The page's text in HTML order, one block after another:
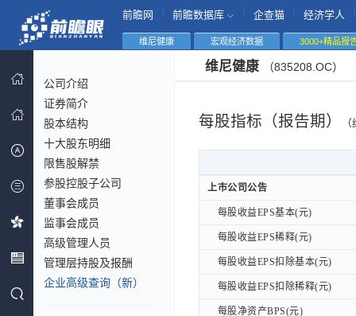
前瞻网 前瞻数据库 企查猫 经济学人
维尼健康 宏观经济数据 3000+精品报
公司介绍
证券简介
股本结构
十大股东明细
限售股解禁
参股控股子公司
董事会成员
监事会成员
高级管理人员
管理层持股及报酬
企业高级查询（新）
维尼健康 （835208.OC）
每股指标（报告期）
上市公司公告
每股收益EPS基本(元)
每股收益EPS稀释(元)
每股收益EPS扣除基本(元)
每股收益EPS扣除稀释(元)
每股净资产BPS(元)
上市公司公告
每股收益EPS基本(元)
每股收益EPS稀释(元)
每股收益EPS扣除基本(元)
每股收益EPS扣除稀释(元)
每股净资产BPS(元)